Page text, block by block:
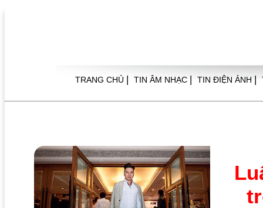
TRANG CHỦ | TIN ÂM NHẠC | TIN ĐIỆN ẢNH |